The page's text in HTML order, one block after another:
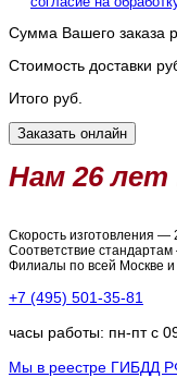
Сумма Вашего заказа
Стоимость доставки
Итого руб.
Нам 26 лет
Скорость изготовления —
Соответствие
Филиалы по всей Москве и
+7 (495) 501-35-81
часы работы: пн-пт с
Мы в реестре ГИБДД